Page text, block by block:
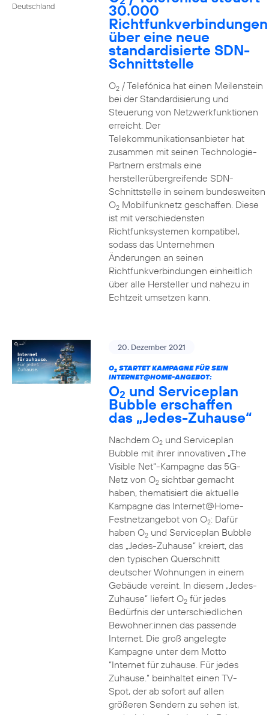
Deutschland
30.000
Richtfunkverbindungen
über eine neue
standardisierte SDN-
Schnittstelle
O2/ Telefónica hat einen Meilenstein
bei der Standardisierung und
Steuerung von Netzwerkfunktionen
erreicht. Der
Telekommunikationsanbieter hat
zusammen mit seinen Technologie-
Partnern erstmals eine
herstellerübergreifende SDN-
Schnittstelle in seinem bundesweiten
O2Mobilfunknetz geschaffen. Diese
ist mit verschiedensten
Richtfunksystemen kompatibel,
sodass das Unternehmen
Änderungen an seinen
Richtfunkverbindungen einheitlich
über alle Hersteller und nahezu in
Echtzeit umsetzen kann.
20. Dezember 2021
O2STARTET KAMPAGNE FÜR SEIN
INTERNET@HOME-ANGEBOT:
O2 und Serviceplan
Bubble erschaffen
das „Jedes-Zuhause“
Nachdem O2und Serviceplan
Bubble mit ihrer innovativen „The
Visible Net“-Kampagne das 5G-
Netz von O2sichtbar gemacht
haben, thematisiert die aktuelle
Kampagne das Internet@Home-
Festnetzangebot von O2: Dafür
haben O2und Serviceplan Bubble
das „Jedes-Zuhause“ kreiert, das
den typischen Querschnitt
deutscher Wohnungen in einem
Gebäude vereint. In diesem „Jedes-
Zuhause” liefert O2für jedes
Bedürfnis der unterschiedlichen
Bewohner:innen das passende
Internet. Die groß angelegte
Kampagne unter dem Motto
“Internet für zuhause. Für jedes
Zuhause.” beinhaltet einen TV-
Spot, der ab sofort auf allen
größeren Sendern zu sehen ist,